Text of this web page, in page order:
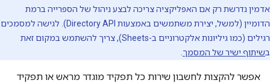
אדמין נדרשת רק אם האפליקציה צריכה לבצע ניהול של הספרייה ברמת
הדומיין (למשל, יצירת משתמשים באמצעות Directory API). לגישה למסמכים
רגילים (כמו גיליונות אלקטרוניים ב-Sheets), צריך להשתמש במקום זאת
בשיתוף ישיר של המסמך
אפשר להקצות לחשבון שירות כל תפקיד מוגדר מראש או תפקיד